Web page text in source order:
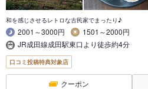
和を感じさせるレトロな古民家でまったり♪
2001～3000円
1501～2000円
JR成田線成田駅東口より徒歩約4分
口コミ投稿特典対象店
クーポン